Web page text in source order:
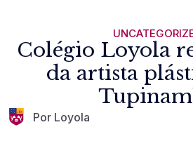
Colégio Loyola
da artista
Por Loyola